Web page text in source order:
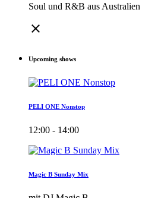
Soul und R&B aus Australien
close
Upcoming shows
PELI ONE Nonstop
12:00 - 14:00
Magic B Sunday Mix